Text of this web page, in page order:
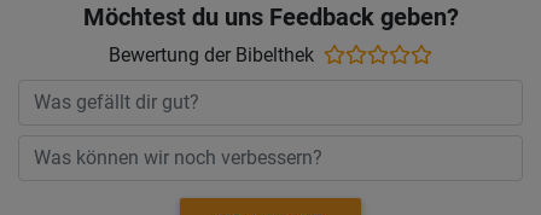
Möchtest du uns Feedback geben?
Bewertung der Bibelthek